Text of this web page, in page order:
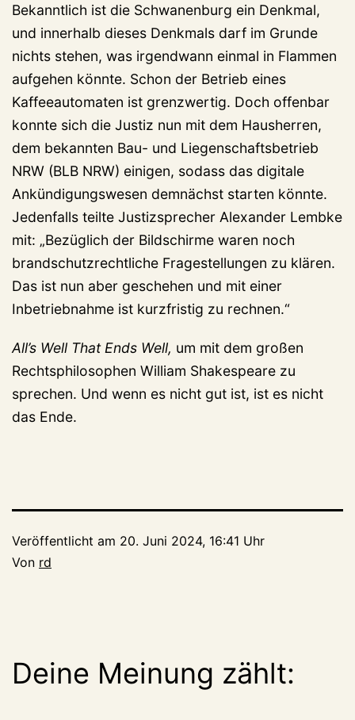
Bekanntlich ist die Schwanenburg ein Denkmal,
und innerhalb dieses Denkmals darf im Grunde
nichts stehen, was irgendwann einmal in Flammen
aufgehen könnte. Schon der Betrieb eines
Kaffeeautomaten ist grenzwertig. Doch offenbar
konnte sich die Justiz nun mit dem Hausherren,
dem bekannten Bau- und Liegenschaftsbetrieb
NRW (BLB NRW) einigen, sodass das digitale
Ankündigungswesen demnächst starten könnte.
Jedenfalls teilte Justizsprecher Alexander Lembke
mit: „Bezüglich der Bildschirme waren noch
brandschutzrechtliche Fragestellungen zu klären.
Das ist nun aber geschehen und mit einer
Inbetriebnahme ist kurzfristig zu rechnen.“
All’s Well That Ends Well, um mit dem großen
Rechtsphilosophen William Shakespeare zu
sprechen. Und wenn es nicht gut ist, ist es nicht
das Ende.
Veröffentlicht am 20. Juni 2024, 16:41 Uhr
Von rd
Deine Meinung zählt: